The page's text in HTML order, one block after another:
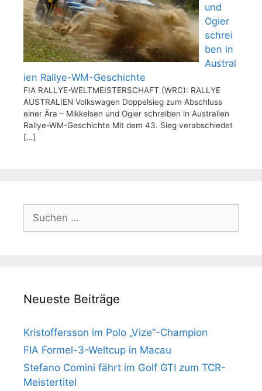
und
Ogier
schrei
ben in
Austral
ien Rallye-WM-Geschichte
FIA RALLYE-WELTMEISTERSCHAFT (WRC): RALLYE
AUSTRALIEN Volkswagen Doppelsieg zum Abschluss
einer Ära – Mikkelsen und Ogier schreiben in Australien
Rallye-WM-Geschichte Mit dem 43. Sieg verabschiedet
[…]
nach:
Neueste Beiträge
Kristoffersson im Polo „Vize“-Champion
FIA Formel-3-Weltcup in Macau
Stefano Comini fährt im Golf GTI zum TCR-
Meistertitel